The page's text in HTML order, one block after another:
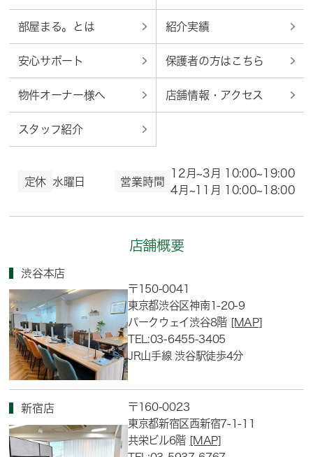
部屋まる。とは 紹介実績
安心サポート 保護者の方はこちら
物件オーナー様へ 店舗情報・アクセス
スタッフ紹介
定休 水曜日 営業時間
12月~3月 10:00~19:00
4月~11月 10:00~18:00
店舗概要
渋谷本店
〒150-0041
東京都渋谷区神南1-20-9
パークウェイ渋谷8階 [MAP]
TEL:03-6455-3405
JR山手線 渋谷駅徒歩4分
新宿店
〒160-0023
東京都新宿区西新宿7-1-11
共栄ビル6階 [MAP]